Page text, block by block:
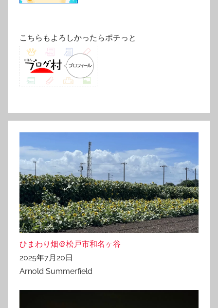
こちらもよろしかったらポチっと
ひまわり畑＠松戸市和名ヶ谷
2025年7月20日
Arnold Summerfield